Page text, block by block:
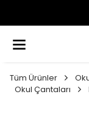
Tüm Ürünler
Okul Çantaları